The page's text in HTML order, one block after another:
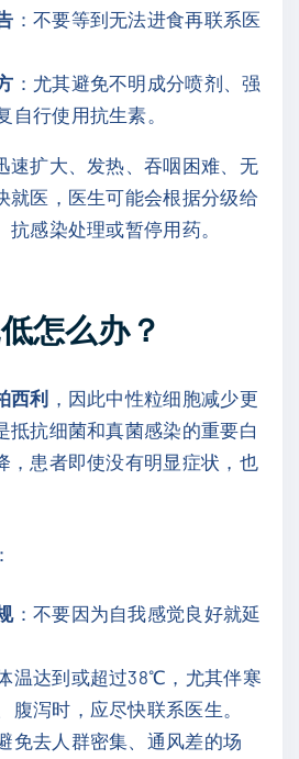
：不要等到无法进食再联系医
：尤其避免不明成分喷剂、强
自行使用抗生素。
速扩大、发热、吞咽困难、无
就医，医生可能会根据分级给
感染处理或暂停用药。
怎么办？
西利 ，因此中性粒细胞减少更
抵抗细菌和真菌感染的重要白
，患者即使没有明显症状，也
：不要因为自我感觉良好就延
温达到或超过38℃，尤其伴寒
腹泻时，应尽快联系医生。
免去人群密集、通风差的场